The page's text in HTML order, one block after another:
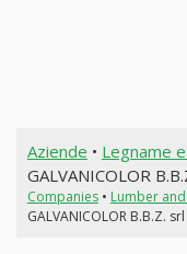
Aziende • Legname
GALVANICOLOR
Companies• Lumber
GALVANICOLOR B.B.Z. srl